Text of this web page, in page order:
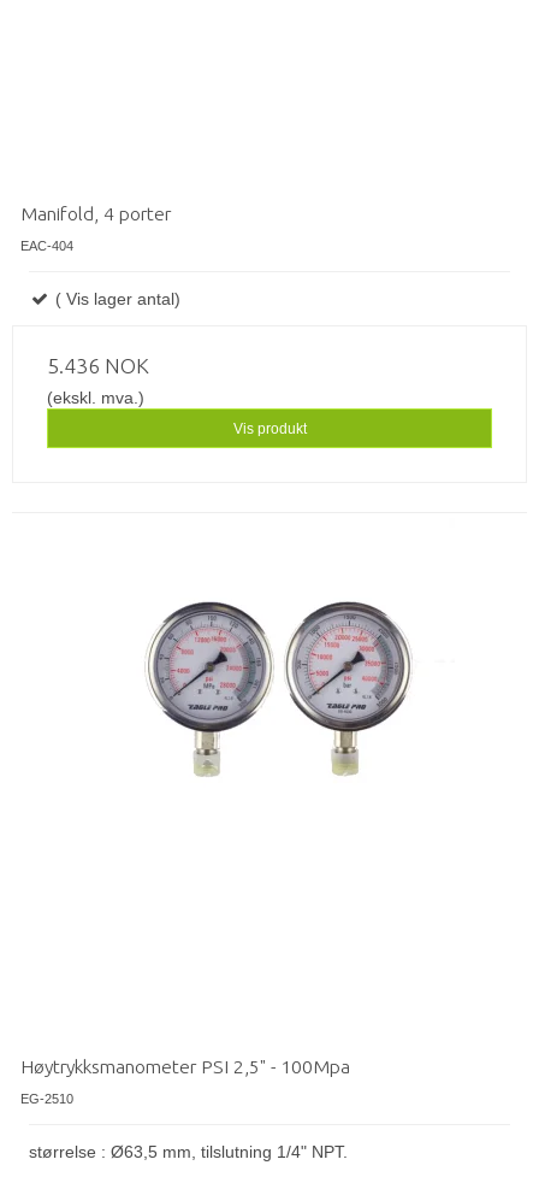
Manifold, 4 porter
EAC-404
( Vis lager antal)
5.436 NOK
(ekskl. mva.)
Vis produkt
Høytrykksmanometer PSI 2,5" - 100Mpa
EG-2510
størrelse : Ø63,5 mm, tilslutning 1/4" NPT.